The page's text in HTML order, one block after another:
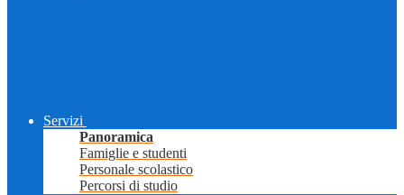
Servizi
Panoramica
Famiglie e studenti
Personale scolastico
Percorsi di studio